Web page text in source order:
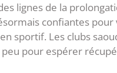
lignes de la
confiantes pour
sportif. Les clubs
pour espérer